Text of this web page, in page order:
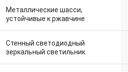
Металлические шасси,
устойчивые к ржавчине
Стенный светодиодный
зеркальный светильник